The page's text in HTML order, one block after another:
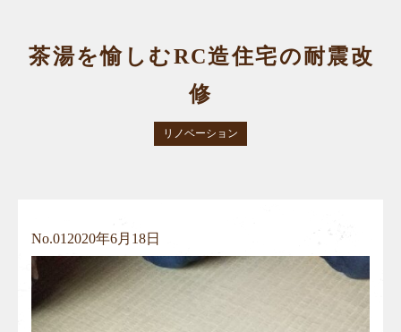
茶湯を愉しむRC造住宅の耐震改
修
リノベーション
No.01 2020年6月18日